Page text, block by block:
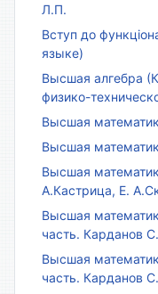
Л.П.
Вступ до
языке)
Высшая алгебра
физико-
Высшая
Высшая
Высшая
А.Кастрица, Е.
Высшая
часть. Карданов
Высшая
часть. Карданов